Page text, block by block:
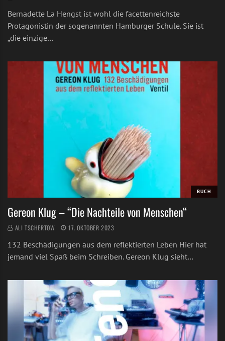
Bernadette La Hengst ist wohl die facettenreichste
Protagonistin der sogenannten Hamburger Schule. Sie ist
„die einzige…
BUCH
Gereon Klug – “Die Nachteile von Menschen“
ALI TSCHERTOW 17. OKTOBER 2023
132 Beschädigungen aus dem reflektierten Leben Hier hat
jemand viel Spaß beim Schreiben. Gereon Klug sieht…